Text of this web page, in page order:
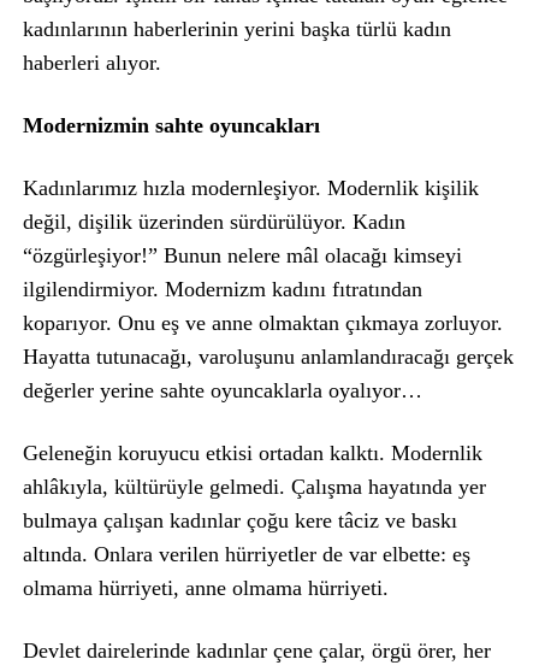
kadınlarının haberlerinin yerini başka türlü kadın
haberleri alıyor.
Modernizmin sahte oyuncakları
Kadınlarımız hızla modernleşiyor. Modernlik kişilik
değil, dişilik üzerinden sürdürülüyor. Kadın
“özgürleşiyor!” Bunun nelere mâl olacağı kimseyi
ilgilendirmiyor. Modernizm kadını fıtratından
koparıyor. Onu eş ve anne olmaktan çıkmaya zorluyor.
Hayatta tutunacağı, varoluşunu anlamlandıracağı gerçek
değerler yerine sahte oyuncaklarla oyalıyor…
Geleneğin koruyucu etkisi ortadan kalktı. Modernlik
ahlâkıyla, kültürüyle gelmedi. Çalışma hayatında yer
bulmaya çalışan kadınlar çoğu kere tâciz ve baskı
altında. Onlara verilen hürriyetler de var elbette: eş
olmama hürriyeti, anne olmama hürriyeti.
Devlet dairelerinde kadınlar çene çalar, örgü örer, her